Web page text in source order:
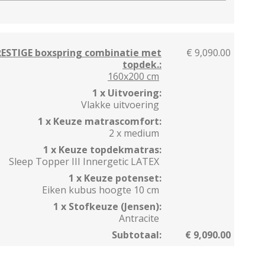
boxspring combinatie met
topdek.:
160x200 cm
€ 9,090.00
1 x Uitvoering:
Vlakke uitvoering
1 x Keuze matrascomfort:
2 x medium
1 x Keuze topdekmatras:
Sleep Topper III Innergetic LATEX
1 x Keuze potenset:
Eiken kubus hoogte 10 cm
1 x Stofkeuze (Jensen):
Antracite
Subtotaal:
€ 9,090.00